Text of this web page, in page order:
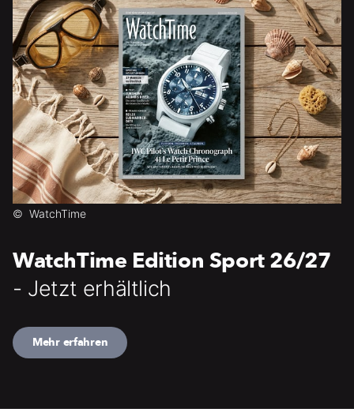
© WatchTime
WatchTime Edition Sport 26/27
- Jetzt erhältlich
Mehr erfahren